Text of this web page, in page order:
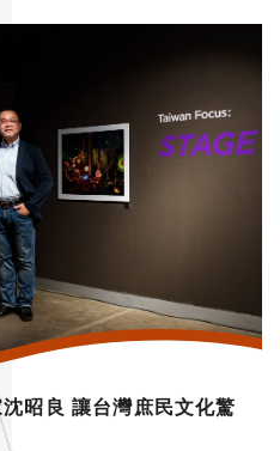
昭良 讓台灣庶民文化驚